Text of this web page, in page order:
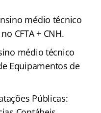
médio técnico
CFTA + CNH.
médio técnico
Equipamentos de
Públicas: